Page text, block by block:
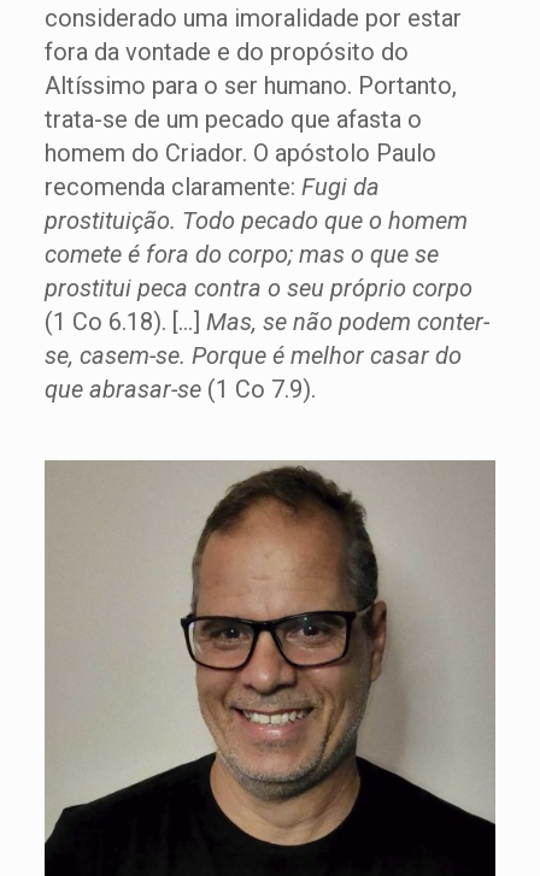
considerado uma imoralidade por estar
fora da vontade e do propósito do
Altíssimo para o ser humano. Portanto,
trata-se de um pecado que afasta o
homem do Criador. O apóstolo Paulo
recomenda claramente: Fugi da
prostituição. Todo pecado que o homem
comete é fora do corpo; mas o que se
prostitui peca contra o seu próprio corpo
(1 Co 6.18). […] Mas, se não podem conter-
se, casem-se. Porque é melhor casar do
que abrasar-se (1 Co 7.9).